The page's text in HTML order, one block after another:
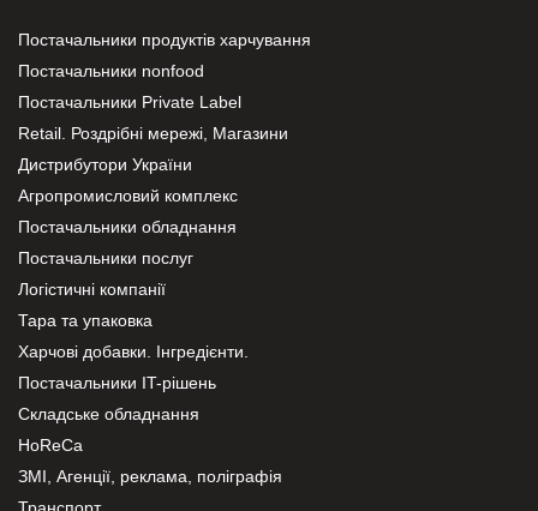
Постачальники продуктів харчування
Постачальники nonfood
Постачальники Private Label
Retail. Роздрібні мережі, Магазини
Дистрибутори України
Агропромисловий комплекс
Постачальники обладнання
Постачальники послуг
Логістичні компанії
Тара та упаковка
Харчові добавки. Інгредієнти.
Постачальники IT-рішень
Складське обладнання
HoReCa
ЗМІ, Агенції, реклама, поліграфія
Транспорт